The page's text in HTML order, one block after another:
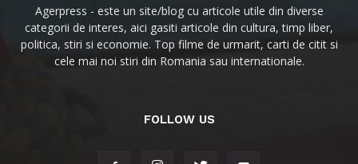
Agerpress - este un site/blog cu articole utile din diverse
categorii de interes, aici gasiti articole din cultura, timp liber,
politica, stiri si economie. Top filme de urmarit, carti de citit si
cele mai noi stiri din Romania sau internationale.
FOLLOW US